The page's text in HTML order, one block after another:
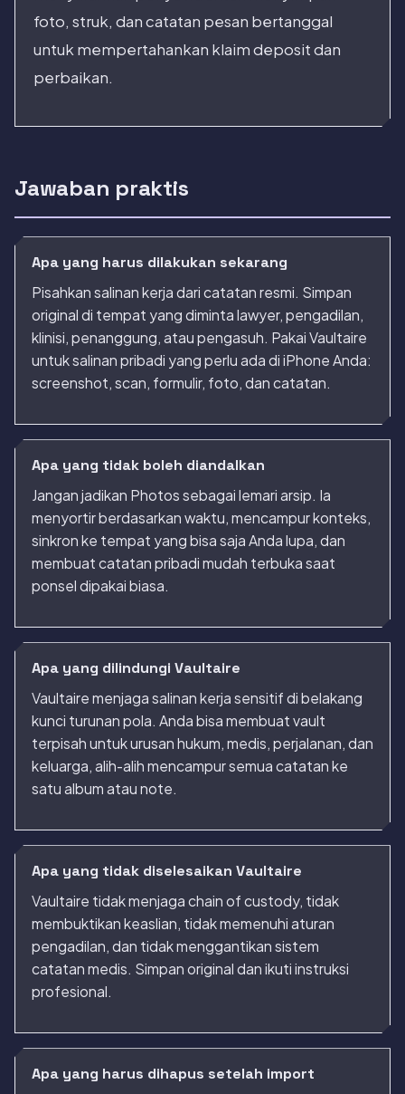
foto, struk, dan catatan pesan bertanggal
untuk mempertahankan klaim deposit dan
perbaikan.
Jawaban praktis
Apa yang harus dilakukan sekarang
Pisahkan salinan kerja dari catatan resmi. Simpan
original di tempat yang diminta lawyer, pengadilan,
klinisi, penanggung, atau pengasuh. Pakai Vaultaire
untuk salinan pribadi yang perlu ada di iPhone Anda:
screenshot, scan, formulir, foto, dan catatan.
Apa yang tidak boleh diandalkan
Jangan jadikan Photos sebagai lemari arsip. Ia
menyortir berdasarkan waktu, mencampur konteks,
sinkron ke tempat yang bisa saja Anda lupa, dan
membuat catatan pribadi mudah terbuka saat
ponsel dipakai biasa.
Apa yang dilindungi Vaultaire
Vaultaire menjaga salinan kerja sensitif di belakang
kunci turunan pola. Anda bisa membuat vault
terpisah untuk urusan hukum, medis, perjalanan, dan
keluarga, alih-alih mencampur semua catatan ke
satu album atau note.
Apa yang tidak diselesaikan Vaultaire
Vaultaire tidak menjaga chain of custody, tidak
membuktikan keaslian, tidak memenuhi aturan
pengadilan, dan tidak menggantikan sistem
catatan medis. Simpan original dan ikuti instruksi
profesional.
Apa yang harus dihapus setelah import